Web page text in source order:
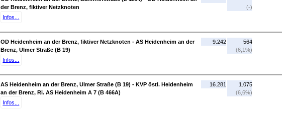
der Brenz, fiktiver Netzknoten
Infos...
(-)
OD Heidenheim an der Brenz, fiktiver Netzknoten - AS Heidenheim an der
Brenz, Ulmer Straße (B 19)
Infos...
9.242
564
(6,1%)
AS Heidenheim an der Brenz, Ulmer Straße (B 19) - KVP östl. Heidenheim
an der Brenz, Ri. AS Heidenheim A 7 (B 466A)
Infos...
16.281
1.075
(6,6%)